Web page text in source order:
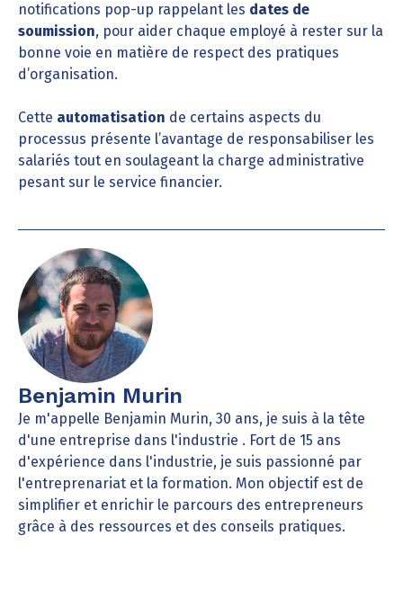
notifications pop-up rappelant les dates de
soumission, pour aider chaque employé à rester sur la
bonne voie en matière de respect des pratiques
d’organisation.
Cette automatisation de certains aspects du
processus présente l’avantage de responsabiliser les
salariés tout en soulageant la charge administrative
pesant sur le service financier.
Benjamin Murin
Je m'appelle Benjamin Murin, 30 ans, je suis à la tête
d'une entreprise dans l'industrie . Fort de 15 ans
d'expérience dans l'industrie, je suis passionné par
l'entreprenariat et la formation. Mon objectif est de
simplifier et enrichir le parcours des entrepreneurs
grâce à des ressources et des conseils pratiques.